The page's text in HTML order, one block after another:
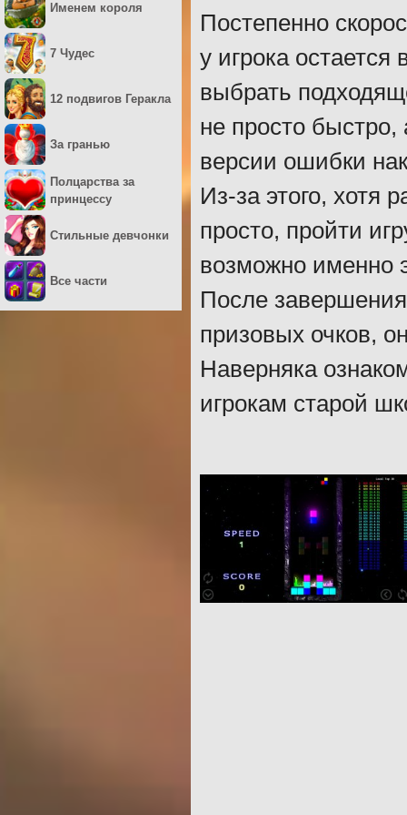
Постепенно
у игрока
выбрать
не просто быстро,
версии ошибки
Из-за этого, хотя
просто, пройти
возможно именно
После
призовых очков,
Наверняка
игрокам старой
Именем короля
7 Чудес
12 подвигов Геракла
За гранью
Полцарства за
принцессу
Стильные девчонки
Все части